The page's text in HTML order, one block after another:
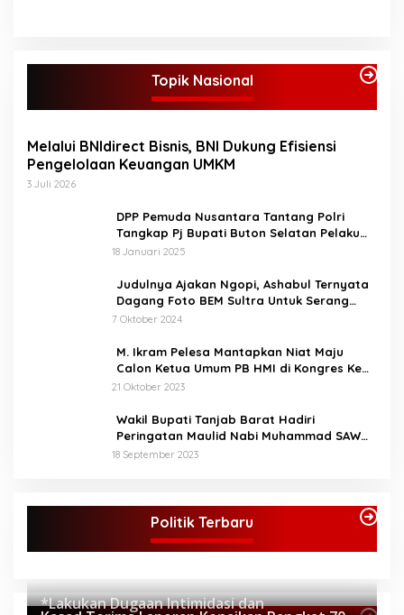
Bungo Tahun 2025 ini.
Bupati Bungo H Dedy Putra
mengatakan STQ
adalah sebagai sarana
untuk melakukan
perlombaan kepada anak-
menang akan mengikuti
perlombaan di tingkat
STQ ini bukan hanya
saja, melainkan untuk
memahami dan bisa
mengamalkan isi
dalam kehidupan sehari
hari, sesuai dengan tema.
“Melalui STQ ke-53 Tingkat
implementasikan nilai -nilai
Al-Qur’an, membangun
Generasi yang cerdas
Bupati (Mus).
Topik Nasional
Melalui BNIdirect Bisnis, BNI Dukung Efisiensi
Pengelolaan Keuangan UMKM
3 Juli 2026
DPP Pemuda Nusantara Tantang Polri
Tangkap Pj Bupati Buton Selatan Pelaku
Penganiaya Aktvis HMI
18 Januari 2025
Judulnya Ajakan Ngopi, Ashabul Ternyata
Dagang Foto BEM Sultra Untuk Serang
Paslon
7 Oktober 2024
M. Ikram Pelesa Mantapkan Niat Maju
Calon Ketua Umum PB HMI di Kongres Ke
XXXII Pontianak
21 Oktober 2023
Wakil Bupati Tanjab Barat Hadiri
Peringatan Maulid Nabi Muhammad SAW
1445 H di Masjid Darul Falah Senyerang
18 September 2023
Politik Terbaru
*Lakukan Dugaan Intimidasi dan